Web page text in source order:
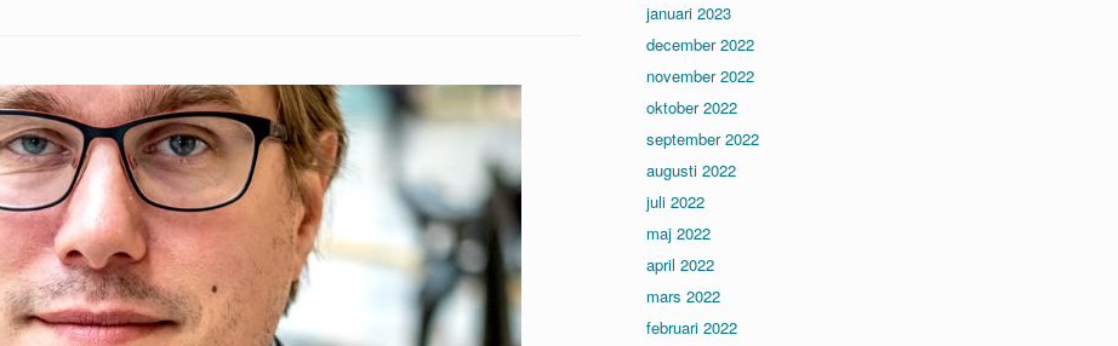
januari 2023
december 2022
november 2022
oktober 2022
september 2022
augusti 2022
juli 2022
maj 2022
april 2022
mars 2022
februari 2022